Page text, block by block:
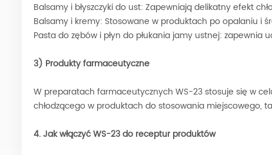
Balsamy i błyszczyki do ust: Zapewniają delikatny efekt
Balsamy i kremy: Stosowane w produktach po opalaniu i
Pasta do zębów i płyn do płukania jamy ustnej:
3) Produkty farmaceutyczne
W preparatach farmaceutycznych WS-23 stosuje się w
chłodzącego w produktach do stosowania miejscowego,
4. Jak włączyć WS-23 do receptur produktów